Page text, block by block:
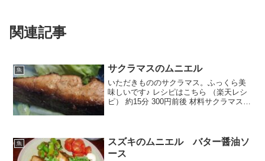
関連記事
魚 サクラマスのムニエル
いただきもののサクラマス。ふっくら美
味しいです♪ レシピはこちら （楽天レシ
ピ） 約15分 300円前後 材料サクラマスバ
魚
スズキのムニエル バター醤油ソ
ース